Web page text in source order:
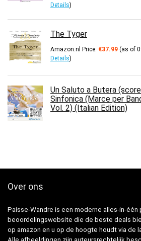
Details)
The Tyger
Amazon.nl Price: €37.99 (as of
Details)
Un Saluto a Butera
Sinfonica (Marce per
Vol. 2) (Italian Edition)
Over ons
Paisse-Wandre is een moderne alles-in-één
beoordelingswebsite die de beste deals
op amazon en u op de hoogte houdt via de